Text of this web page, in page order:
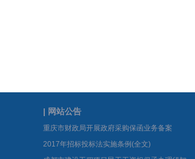
| 网站公告
重庆市财政局开展政府采购保函业务备案
2017年招标投标法实施条例(全文)